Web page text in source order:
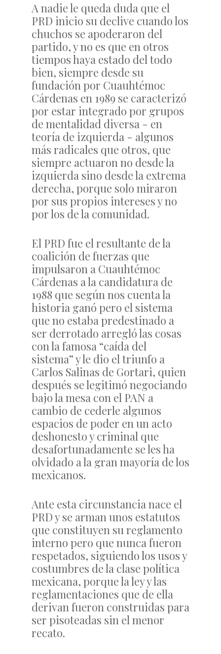
A nadie le queda duda que el
PRD inicio su declive cuando los
chuchos se apoderaron del
partido, y no es que en otros
tiempos haya estado del todo
bien, siempre desde su
fundación por Cuauhtémoc
Cárdenas en 1989 se caracterizó
por estar integrado por grupos
de mentalidad diversa - en
teoría de izquierda - algunos
más radicales que otros, que
siempre actuaron no desde la
izquierda sino desde la extrema
derecha, porque solo miraron
por sus propios intereses y no
por los de la comunidad.
El PRD fue el resultante de la
coalición de fuerzas que
impulsaron a Cuauhtémoc
Cárdenas a la candidatura de
1988 que según nos cuenta la
historia ganó pero el sistema
que no estaba predestinado a
ser derrotado arregló las cosas
con la famosa “caída del
sistema” y le dio el triunfo a
Carlos Salinas de Gortari, quien
después se legitimó negociando
bajo la mesa con el PAN a
cambio de cederle algunos
espacios de poder en un acto
deshonesto y criminal que
desafortunadamente se les ha
olvidado a la gran mayoría de los
mexicanos.
Ante esta circunstancia nace el
PRD y se arman unos estatutos
que constituyen su reglamento
interno pero que nunca fueron
respetados, siguiendo los usos y
costumbres de la clase política
mexicana, porque la ley y las
reglamentaciones que de ella
derivan fueron construidas para
ser pisoteadas sin el menor
recato.